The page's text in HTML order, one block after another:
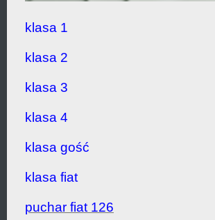
klasa 1
klasa 2
klasa 3
klasa 4
klasa gość
klasa fiat
puchar fiat 126